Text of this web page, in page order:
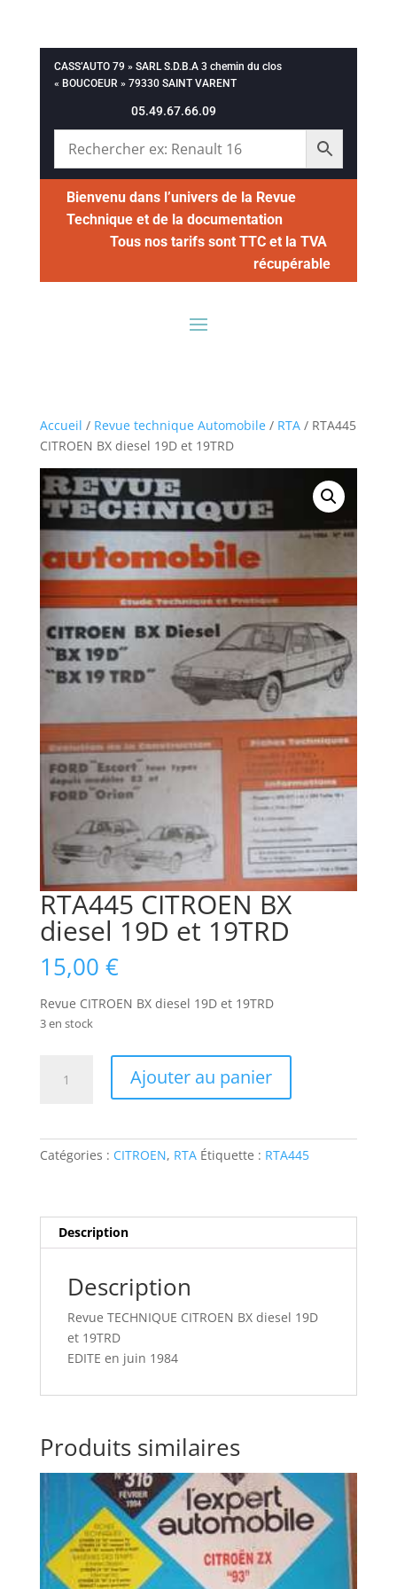
CASS’AUTO 79 » SARL S.D.B.A 3 chemin du clos
« BOUCOEUR » 79330 SAINT VARENT
05.49.67.66.09
Bienvenu dans l’univers de la Revue
Technique et de la documentation
Tous nos tarifs sont TTC et la TVA
récupérable
Accueil / Revue technique Automobile/ RTA/ RTA445
CITROEN BX diesel 19D et 19TRD
RTA445 CITROEN BX
diesel 19D et 19TRD
15,00 €
Revue CITROEN BX diesel 19D et 19TRD
3 en stock
diesel
19TRD
Ajouter au panier
Catégories : CITROEN, RTA Étiquette : RTA445
Description
Description
Revue TECHNIQUE CITROEN BX diesel 19D
et 19TRD
EDITE en juin 1984
Produits similaires